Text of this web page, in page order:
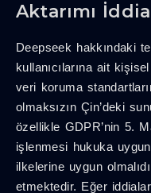
Aktarımı
Deepseek hakkındaki
kullanıcılarına ait
veri koruma
olmaksızın Çin’deki
özellikle GDPR’nin 5.
işlenmesi hukuka
ilkelerine uygun
etmektedir. Eğer